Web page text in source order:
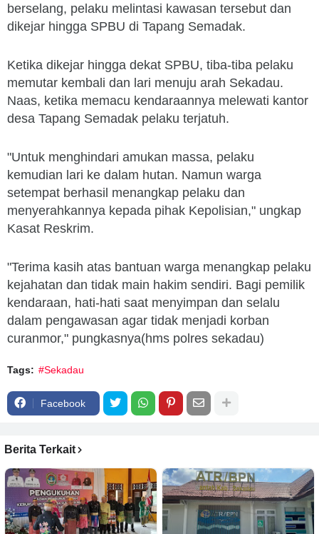
berselang, pelaku melintasi kawasan tersebut dan
dikejar hingga SPBU di Tapang Semadak.
Ketika dikejar hingga dekat SPBU, tiba-tiba pelaku
memutar kembali dan lari menuju arah Sekadau.
Naas, ketika memacu kendaraannya melewati kantor
desa Tapang Semadak pelaku terjatuh.
"Untuk menghindari amukan massa, pelaku
kemudian lari ke dalam hutan. Namun warga
setempat berhasil menangkap pelaku dan
menyerahkannya kepada pihak Kepolisian," ungkap
Kasat Reskrim.
"Terima kasih atas bantuan warga menangkap pelaku
kejahatan dan tidak main hakim sendiri. Bagi pemilik
kendaraan, hati-hati saat menyimpan dan selalu
dalam pengawasan agar tidak menjadi korban
curanmor," pungkasnya(hms polres sekadau)
Tags: #Sekadau
Facebook
Berita Terkait